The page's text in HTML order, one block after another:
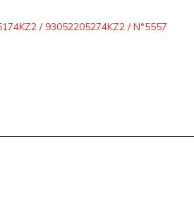
/ 93052205274KZ2 / N°5557